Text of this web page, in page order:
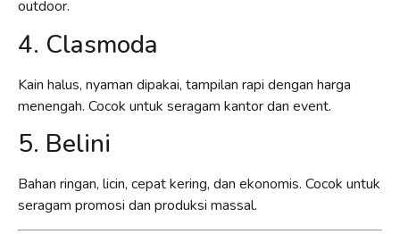
outdoor.
4. Clasmoda
Kain halus, nyaman dipakai, tampilan rapi dengan harga
menengah. Cocok untuk seragam kantor dan event.
5. Belini
Bahan ringan, licin, cepat kering, dan ekonomis. Cocok untuk
seragam promosi dan produksi massal.